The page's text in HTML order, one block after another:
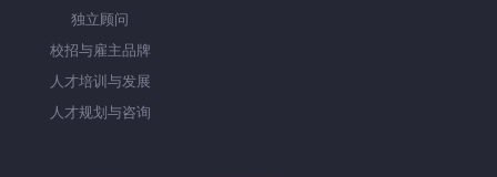
独立顾问
校招与雇主品牌
人才培训与发展
人才规划与咨询